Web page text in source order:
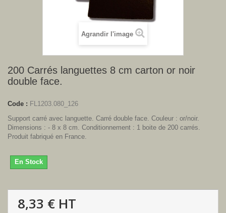
Agrandir l'image
200 Carrés languettes 8 cm carton or noir
double face.
Code : FL1203.080_126
Support carré avec languette. Carré double face. Couleur : or/noir.
Dimensions : - 8 x 8 cm. Conditionnement : 1 boite de 200 carrés.
Produit fabriqué en France.
En Stock
8,33 € HT